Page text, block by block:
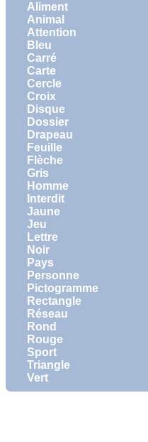
Aliment
Animal
Attention
Bleu
Carré
Carte
Cercle
Croix
Disque
Dossier
Drapeau
Feuille
Flèche
Gris
Homme
Interdit
Jaune
Jeu
Lettre
Noir
Pays
Personne
Pictogramme
Rectangle
Réseau
Rond
Rouge
Sport
Triangle
Vert